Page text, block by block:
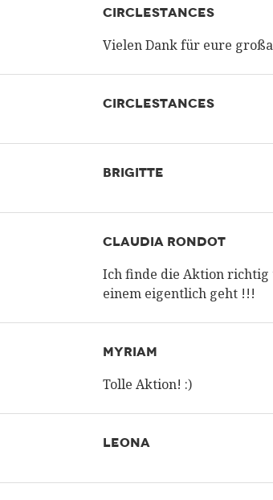
CIRCLESTANCES
Vielen Dank für eure
CIRCLESTANCES
BRIGITTE
CLAUDIA RONDOT
Ich finde die Aktion richtig
einem eigentlich geht !!!
MYRIAM
Tolle Aktion! :)
LEONA